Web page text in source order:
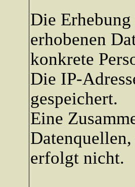
Die
erhobenen
konkrete
Die IP-
gespeichert.
Eine
erfolgt nicht.